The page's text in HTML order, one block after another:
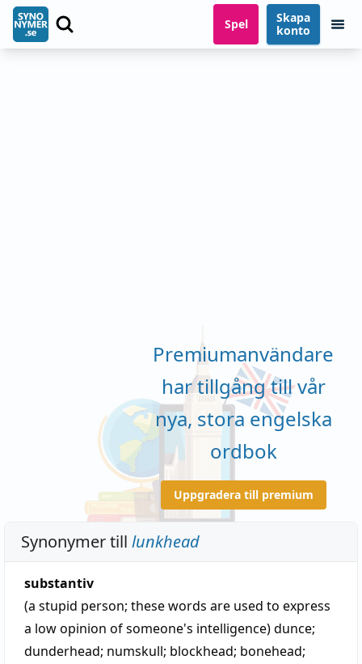
Spel
Skapa
konto
Premiumanvändare
har tillgång till vår
nya, stora engelska
ordbok
Uppgradera till premium
Synonymer till lunkhead
substantiv
(a stupid person; these words are used to express
a low opinion of someone's intelligence)dunce;
dunderhead; numskull; blockhead; bonehead;